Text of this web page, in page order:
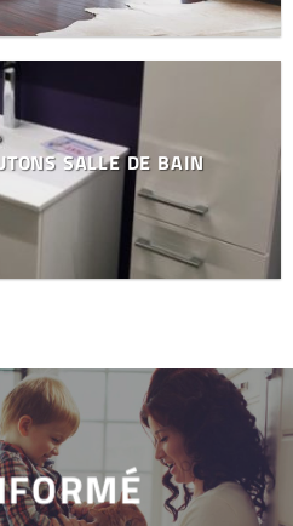
SALLE DE BAIN